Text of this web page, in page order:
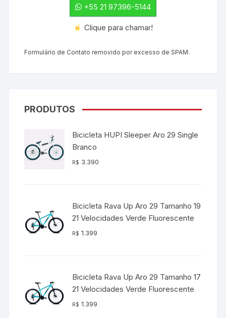
+55 21 97396-5144
Clique para chamar!
Formulário de Contato removido por excesso de SPAM.
PRODUTOS
Bicicleta HUPI Sleeper Aro 29 Single
Branco
R$ 3.390
Bicicleta Rava Up Aro 29 Tamanho 19
21 Velocidades Verde Fluorescente
R$ 1.399
Bicicleta Rava Up Aro 29 Tamanho 17
21 Velocidades Verde Fluorescente
R$ 1.399